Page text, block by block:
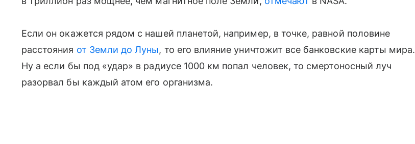
Если он окажется рядом с нашей планетой, например, в точке, равной половине
расстояния от Земли до Луны, то его влияние уничтожит все банковские карты мира.
Ну а если бы под «удар» в радиусе 1000 км попал человек, то смертоносный луч
разорвал бы каждый атом его организма.